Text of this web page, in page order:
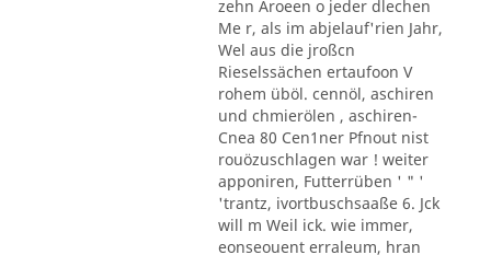
zehn Aroeen o jeder dlechen
Me r, als im abjelauf'rien Jahr,
Wel aus die jroßcn
Rieselssächen ertaufoon V
rohem üböl. cennöl, aschiren
und chmierölen , aschiren-
Cnea 80 Cen1ner Pfnout nist
rouözuschlagen war ! weiter
apponiren, Futterrüben ' " '
'trantz, ivortbuschsaaße 6. Jck
will m Weil ick. wie immer,
eonseouent erraleum, hran